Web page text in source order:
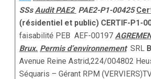
SSsAudit PAE2 PAE2-P1-00425
(résidentiel et public) CERTIF-P1-
faisabilité PEB AEF-00197
Brux. Permis d’environnement SRL
Avenue Reine Astrid,224/004802
Séquaris – Gérant RPM